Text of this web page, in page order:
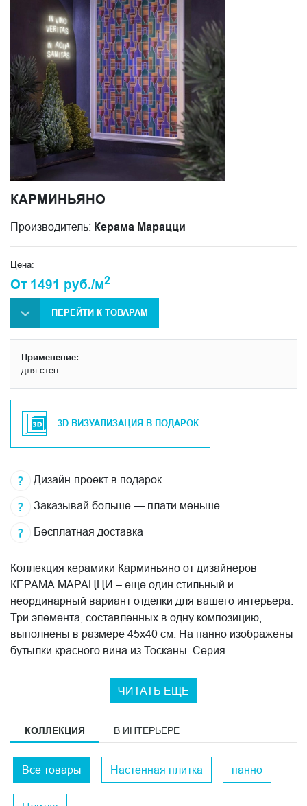
КАРМИНЬЯНО
Производитель: Керама Марацци
Цена:
От 1491 руб./м2
ПЕРЕЙТИ К ТОВАРАМ
Применение:
для стен
3D ВИЗУАЛИЗАЦИЯ В ПОДАРОК
Дизайн-проект в подарок
Заказывай больше — плати меньше
Бесплатная доставка
Коллекция керамики Карминьяно от дизайнеров
КЕРАМА МАРАЦЦИ – еще один стильный и
неординарный вариант отделки для вашего интерьера.
Три элемента, составленных в одну композицию,
выполнены в размере 45х40 см. На панно изображены
бутылки красного вина из Тосканы. Серия
специальные краски с эффектом неонового свечения.
для оформления кафе или ресторана. Также
домашний бар. Коллекцию Карминьяно от KERAMA
MARAZZI лучше сочетать с керамикой нейтральных
оттенков или, например, с оттенком бордо из серией
ЧИТАТЬ ЕЩЕ
КОЛЛЕКЦИЯ В ИНТЕРЬЕРЕ
Все товары Настенная плитка панно